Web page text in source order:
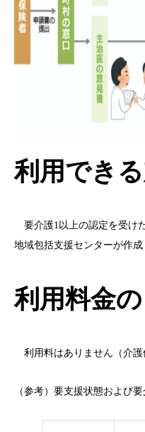
利用でき
要介護1以上の認定を受け
地域包括支援センターが作成
利用料金
利用料はありません（介護
（参考）要支援状態および